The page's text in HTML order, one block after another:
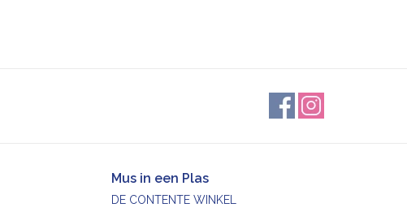
Mus in een Plas
DE CONTENTE WINKEL